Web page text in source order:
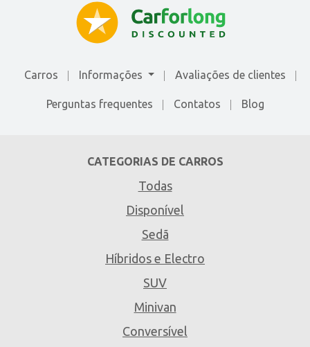
Carros Informações Avaliações de сlientes
Perguntas frequentes Contatos Blog
CATEGORIAS DE CARROS
Todas
Disponível
Sedã
Híbridos e Electro
SUV
Minivan
Conversível